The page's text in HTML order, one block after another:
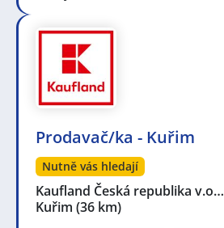
Prodavač/ka - Kuřim
Nutně vás hledají
Kaufland Česká republika v.o…
Kuřim (36 km)